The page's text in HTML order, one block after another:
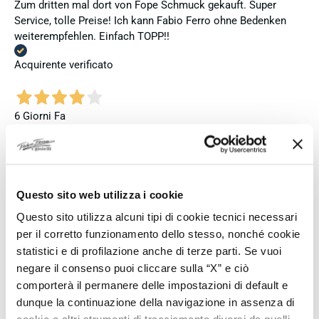
Questo sito web utilizza i cookie
Questo sito utilizza alcuni tipi di cookie tecnici necessari
per il corretto funzionamento dello stesso, nonché cookie
statistici e di profilazione anche di terze parti. Se vuoi
negare il consenso puoi cliccare sulla “X” e ciò
comporterà il permanere delle impostazioni di default e
dunque la continuazione della navigazione in assenza di
Zum dritten mal dort von Fope Schmuck gekauft. Super
Service, tolle Preise! Ich kann Fabio Ferro ohne Bedenken
weiterempfehlen. Einfach TOPP!!
Acquirente verificato
6 Giorni Fa
Ich bin insgesamt mit meinem Kauf zufrieden. Die Uhr ist
neu, original und funktioniert einwandfrei. Besonders positiv
Seiko-Garantieschein. Der Versand war außerdem schnell.
Dennoch vergebe ich 4 statt 5 Sterne, da die Lieferung nicht
meinen Erwartungen an einen autorisierten Seiko-Händler
entsprach. Die Uhr kam ohne die üblichen Schutzfolien am
Armband, die Originalverpackung entsprach nicht der
Verpackung, die ich von diesem Modell aus offiziellen
Präsentationen und Videos kenne (andere Box und anderes
Uhrenkissen), und auch die Seiko-Hangtags mit